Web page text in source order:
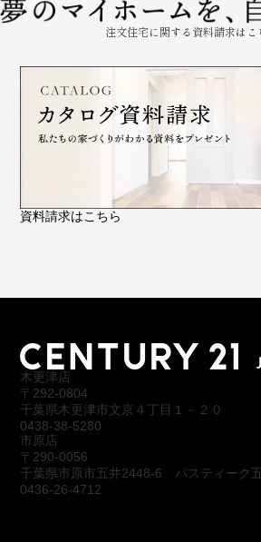
注文住宅に関する資料請求はこ
資料請求はこちら
木更津店
〒292-0804
千葉県木更津市文京４丁目１－２０
0438-38-5280
市原店
〒290-0056
千葉県市原市五井2448-6 パスティーク
0436-26-4712